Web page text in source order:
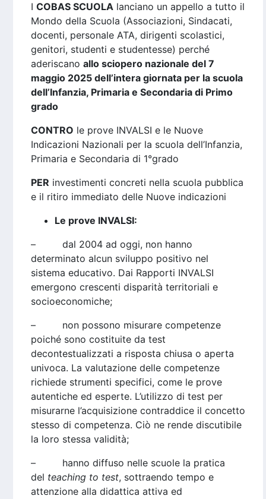
I COBAS SCUOLA lanciano un appello a tutto il
Mondo della Scuola (Associazioni, Sindacati,
docenti, personale ATA, dirigenti scolastici,
genitori, studenti e studentesse) perché
aderiscano allo sciopero nazionale del 7
maggio 2025 dell’intera giornata per la scuola
dell’Infanzia, Primaria e Secondaria di Primo
grado
CONTRO le prove INVALSI e le Nuove
Indicazioni Nazionali per la scuola dell’Infanzia,
Primaria e Secondaria di 1°grado
PER investimenti concreti nella scuola pubblica
e il ritiro immediato delle Nuove indicazioni
Le prove INVALSI:
– dal 2004 ad oggi, non hanno
determinato alcun sviluppo positivo nel
sistema educativo. Dai Rapporti INVALSI
emergono crescenti disparità territoriali e
socioeconomiche;
– non possono misurare competenze
poiché sono costituite da test
decontestualizzati a risposta chiusa o aperta
univoca. La valutazione delle competenze
richiede strumenti specifici, come le prove
autentiche ed esperte. L’utilizzo di test per
misurarne l’acquisizione contraddice il concetto
stesso di competenza. Ciò ne rende discutibile
la loro stessa validità;
– hanno diffuso nelle scuole la pratica
del teaching to test, sottraendo tempo e
attenzione alla didattica attiva ed